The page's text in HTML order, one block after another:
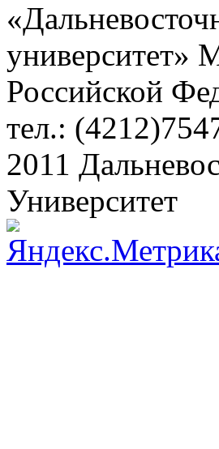
университет»
Российской
тел.:
2011
Университет